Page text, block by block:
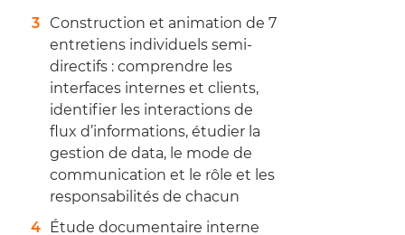
Construction et animation de 7
entretiens individuels semi-
directifs : comprendre les
interfaces internes et clients,
identifier les interactions de
flux d’informations, étudier la
gestion de data, le mode de
communication et le rôle et les
responsabilités de chacun
Étude documentaire interne